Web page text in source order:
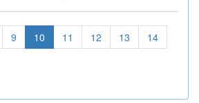
9 10 11 12 13
14